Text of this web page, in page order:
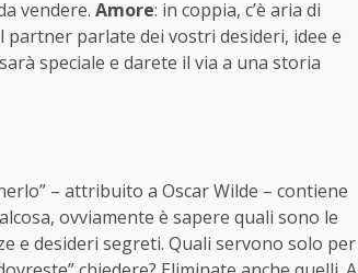
vendere. Amore: in coppia, c’è aria di
parlate dei vostri desideri, idee e
speciale e darete il via a una storia
– attribuito a Oscar Wilde – contiene
ovviamente è sapere quali sono le
e desideri segreti. Quali servono solo per